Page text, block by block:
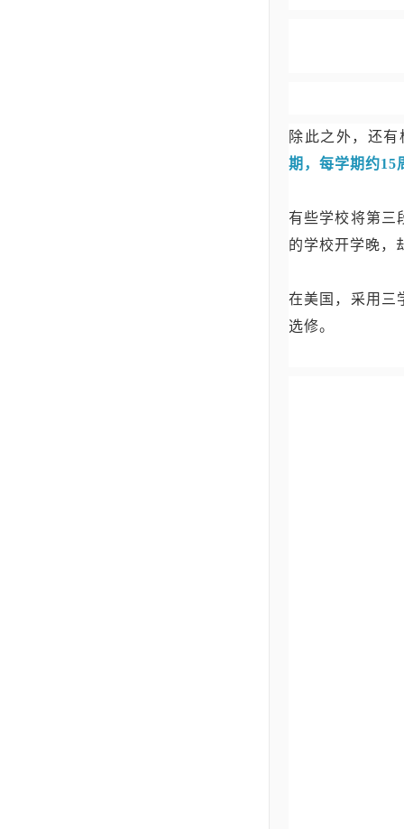
除此之外，还
期，每学期约15
有些学校将第三
的学校开学晚，
在美国，采用三
选修。